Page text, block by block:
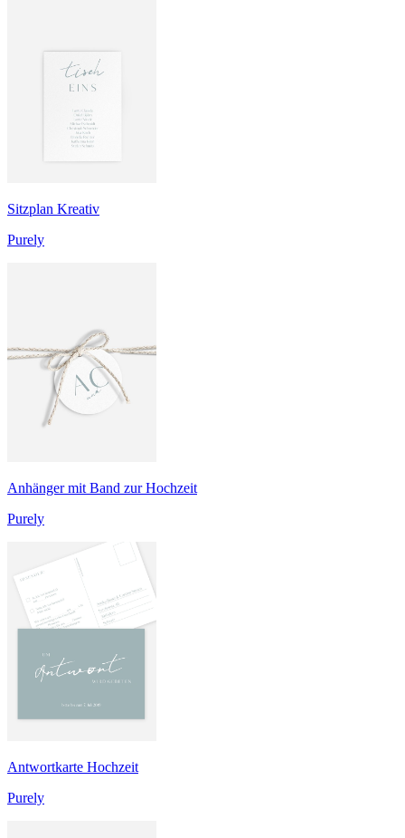
Sitzplan Kreativ
Purely
Anhänger mit Band zur Hochzeit
Purely
Antwortkarte Hochzeit
Purely